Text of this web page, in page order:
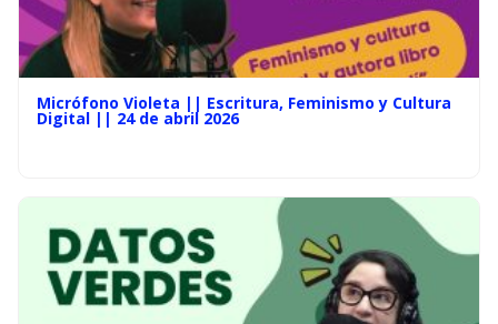
Micrófono Violeta || Escritura, Feminismo y Cultura
Digital || 24 de abril 2026